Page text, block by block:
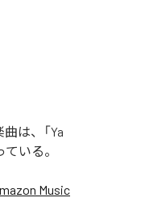
は、「Ya
ている。
Music